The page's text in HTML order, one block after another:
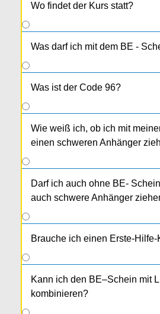
Wo findet der Kurs statt?
Was darf ich mit dem BE -
Was ist der Code 96?
Wie weiß ich, ob ich mit
einen schweren Anhänger
Darf ich auch ohne BE-
auch schwere Anhänger
Brauche ich einen Erste-Hilfe-
Kann ich den BE–Schein mit
kombinieren?